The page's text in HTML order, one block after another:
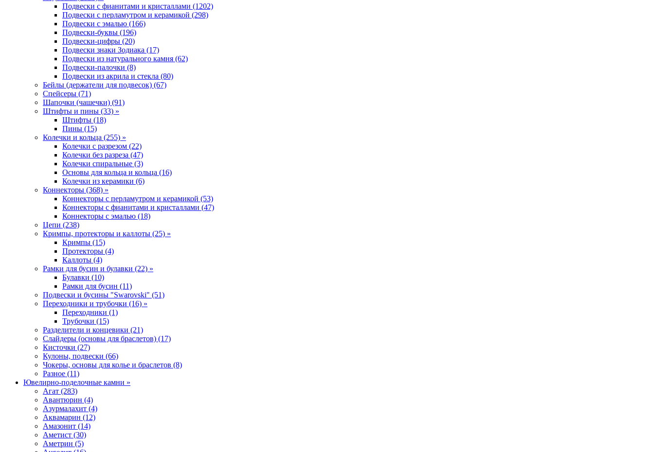
Подвески с фианитами и кристаллами (1202)
Подвески с перламутром и керамикой (298)
Подвески с эмалью (166)
Подвески-буквы (196)
Подвески-цифры (20)
Подвески знаки Зодиака (17)
Подвески из натурального камня (62)
Подвески-палочки (8)
Подвески из акрила и стекла (80)
Бейлы (держатели для подвесок) (67)
Спейсеры (71)
Шапочки (чашечки) (91)
Штифты и пины (33) »
Штифты (18)
Пины (15)
Колечки и кольца (255) »
Колечки с разрезом (22)
Колечки без разреза (47)
Колечки спиральные (3)
Основы для кольца и кольца (16)
Колечки из керамики (6)
Коннекторы (368) »
Коннекторы с перламутром и керамикой (53)
Коннекторы с фианитами и кристаллами (47)
Коннекторы с эмалью (18)
Цепи (238)
Кримпы, протекторы и каллоты (25) »
Кримпы (15)
Протекторы (4)
Каллоты (4)
Рамки для бусин и булавки (22) »
Булавки (10)
Рамки для бусин (11)
Подвески и бусины "Swarovski" (51)
Переходники и трубочки (16) »
Переходники (1)
Трубочки (15)
Разделители и концевики (21)
Слайдеры (основы для браслетов) (17)
Кисточки (27)
Кулоны, подвески (66)
Чокеры, основы для колье и браслетов (8)
Разное (11)
Ювелирно-поделочные камни »
Агат (283)
Авантюрин (4)
Азурмалахит (4)
Аквамарин (12)
Амазонит (14)
Аметист (30)
Аметрин (5)